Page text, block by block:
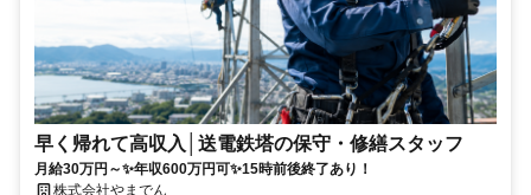
早く帰れて高収入│送電鉄塔の保守・修繕スタッフ
月給30万円～✨年収600万円可✨15時前後終了あり！
株式会社やまでん